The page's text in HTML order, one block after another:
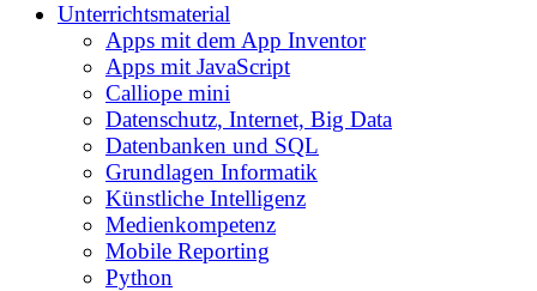
Unterrichtsmaterial
Apps mit dem App Inventor
Apps mit JavaScript
Calliope mini
Datenschutz, Internet, Big Data
Datenbanken und SQL
Grundlagen Informatik
Künstliche Intelligenz
Medienkompetenz
Mobile Reporting
Python